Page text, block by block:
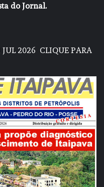
do Jornal.
JUL 2026 CLIQUE PARA